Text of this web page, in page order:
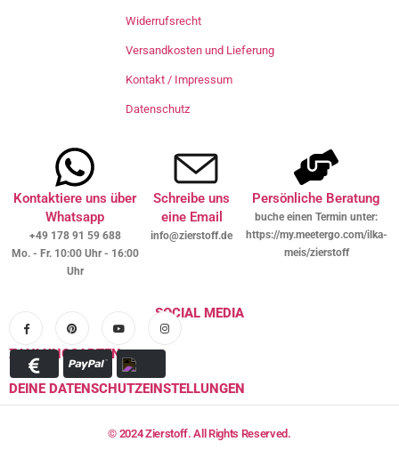
Widerrufsrecht
Versandkosten und Lieferung
Kontakt / Impressum
Datenschutz
Kontaktiere uns über
Whatsapp
+49 178 91 59 688
Mo. - Fr. 10:00 Uhr - 16:00
Uhr
Schreibe uns
eine Email
info@zierstoff.de
Persönliche Beratung
buche einen Termin unter:
https://my.meetergo.com/ilka-
meis/zierstoff
SOCIAL MEDIA
ZAHLUNGSARTEN
DEINE DATENSCHUTZEINSTELLUNGEN
© 2024 Zierstoff. All Rights Reserved.